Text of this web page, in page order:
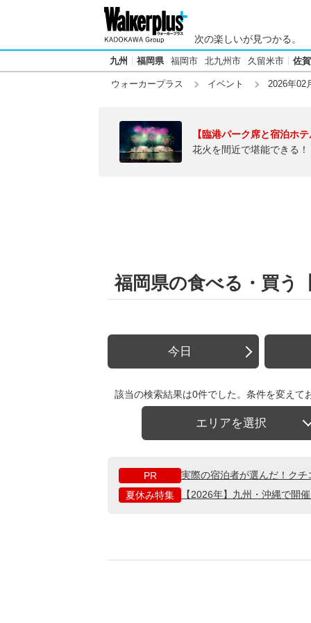
次の楽しいが見つかる。
九州 福岡県 福岡市 北九州市 久留米市 佐
ウォーカープラス イベント 2026年02
【臨港パーク席と宿泊ホ
花火を間近で堪能できる
福岡県の食べる・買う
今日
該当の検索結果は0件でした。条件を変えて
エリアを選択
PR
実際の宿泊者が選んだ！ク
夏休み特集
【2026年】九州・沖縄で開